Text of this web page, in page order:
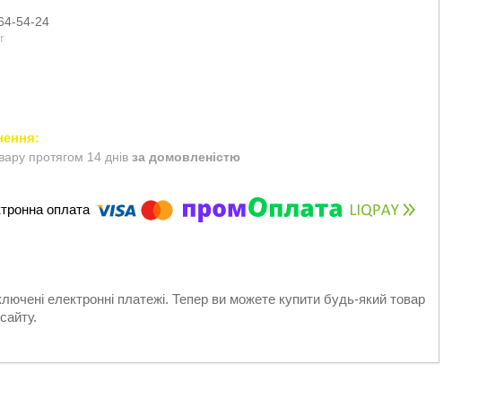
54-24
протягом 14 днів за домовленістю
електронні платежі. Тепер ви можете купити будь-який товар